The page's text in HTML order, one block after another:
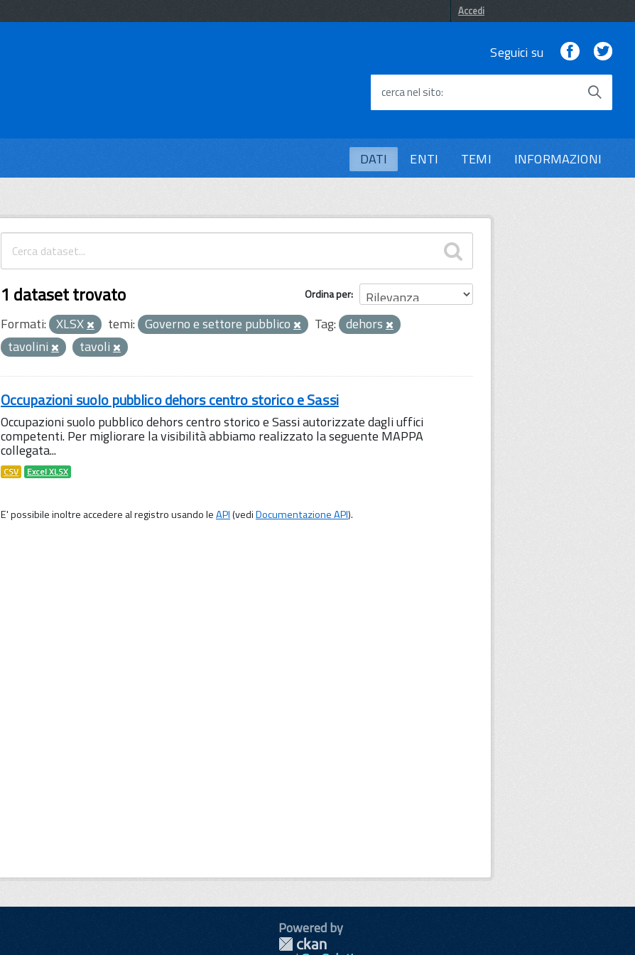
Accedi
Seguici su Facebook
cerca nel sito
DATI ENTI TEMI INFORMAZIONI
Ordina per
1 dataset trovato
Formati: XLSX temi: Governo e settore pubblico Tag: dehors
tavolini
tavoli
Occupazioni suolo pubblico dehors centro storico e Sassi
Occupazioni suolo pubblico dehors centro storico e Sassi autorizzate dagli uffici
competenti. Per migliorare la visibilità abbiamo realizzato la seguente MAPPA
collegata...
CSV Excel XLSX
E' possibile inoltre accedere al registro usando leAPI(vediDocumentazione API).
Powered by